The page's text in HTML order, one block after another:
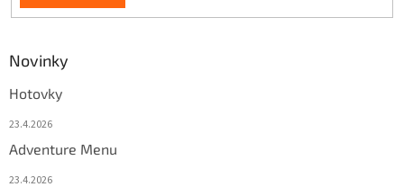
Novinky
Hotovky
23.4.2026
Adventure Menu
23.4.2026